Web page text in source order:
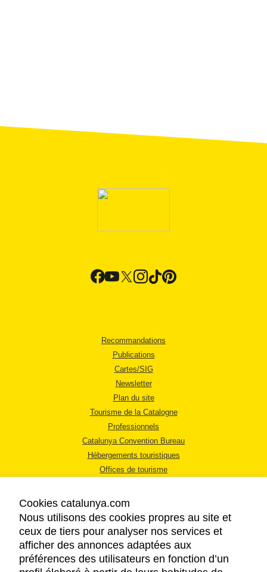
Recommandations
Publications
Cartes/SIG
Newsletter
Plan du site
Tourisme de la Catalogne
Professionnels
Catalunya Convention Bureau
Hébergements touristiques
Offices de tourisme
MENTIONS LÉGALES
RÈGLES DE CONFIDENTIALITÉ
Cookies catalunya.com
Nous utilisons des cookies propres au site et
ceux de tiers pour analyser nos services et
afficher des annonces adaptées aux
préférences des utilisateurs en fonction d’un